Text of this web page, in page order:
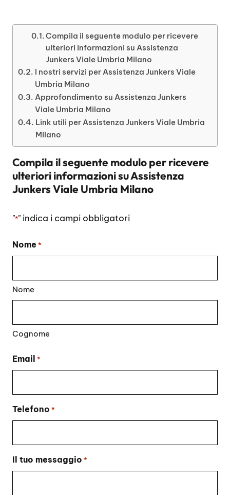
Compila il seguente modulo per ricevere
ulteriori informazioni su Assistenza
Junkers Viale Umbria Milano
I nostri servizi per Assistenza Junkers Viale
Umbria Milano
Approfondimento su Assistenza Junkers
Viale Umbria Milano
Link utili per Assistenza Junkers Viale Umbria
Milano
Compila il seguente modulo per ricevere
ulteriori informazioni suAssistenza
Junkers Viale Umbria Milano
"*" indica i campi obbligatori
Nome *
Nome
Cognome
Email *
Telefono *
Il tuo messaggio *